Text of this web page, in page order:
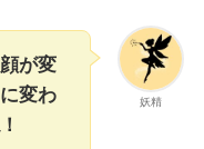
妖精
が変
変わ